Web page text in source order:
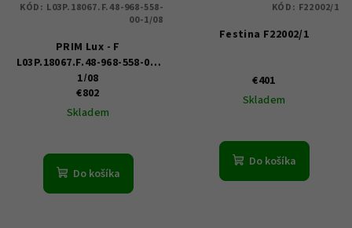
PRIM Lux - F
L03P.18067.F.48-968-558-00-
1/08
€802
Skladem
Do košíka
KÓD: L03P.18067.F.48-968-558-
00-1/08
Festina F22002/1
€401
Skladem
Do košíka
KÓD: F22002/1